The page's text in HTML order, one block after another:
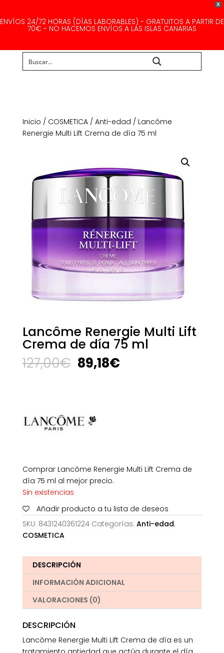
X
ENVÍOS 24/72 HORAS (DÍAS LABORABLES) - GRATUITOS A PARTIR DE
70€ - NO HACEMOS ENVÍOS A LAS ISLAS CANARIAS
Inicio / COSMETICA/ Anti-edad / Lancôme
Renergie Multi Lift Crema de día 75 ml
Lancôme Renergie Multi Lift
Crema de día 75 ml
127,00€ El
precio
89,18€El
Comprar Lancôme Renergie Multi Lift Crema de
día 75 ml al mejor precio.
Sin existencias
Añadir producto a tu lista de deseos
SKU: 8431240361224 Categorías: Anti-edad,
COSMETICA
DESCRIPCIÓN
INFORMACIÓN ADICIONAL
VALORACIONES (0)
DESCRIPCIÓN
Lancôme Renergie Multi Lift Crema de día es un